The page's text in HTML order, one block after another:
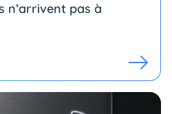
n’arrivent pas à